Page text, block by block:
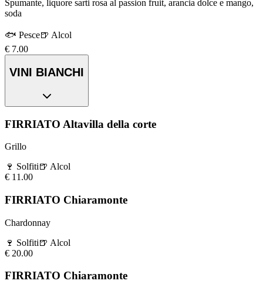
Spumante, liquore sarti rosa al passion fruit, arancia dolce e mango,
soda
🐟 Pesce🍺 Alcol
€ 7.00
VINI BIANCHI
FIRRIATO Altavilla della corte
Grillo
🍷 Solfiti🍺 Alcol
€ 11.00
FIRRIATO Chiaramonte
Chardonnay
🍷 Solfiti🍺 Alcol
€ 20.00
FIRRIATO Chiaramonte